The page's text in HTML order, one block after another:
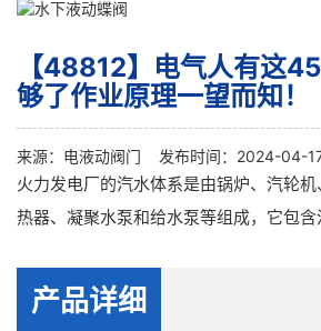
【48812】电气人有这
够了作业原理一望而知！
来源： 电液动阀门 发布时间：2024-04-
火力发电厂的汽水体系是由锅炉、汽轮
热器、凝聚水泵和给水泵等组成，它包含
产品详细